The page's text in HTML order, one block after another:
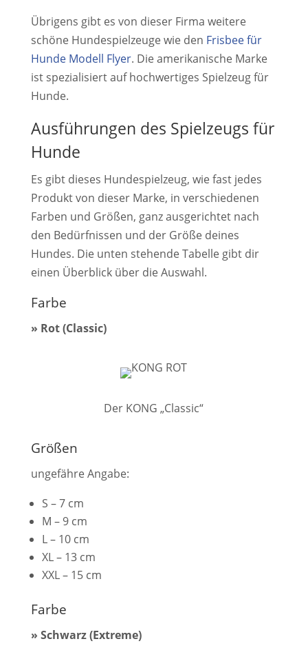
Übrigens gibt es von dieser Firma weitere
schöne Hundespielzeuge wie den Frisbee für
Hunde Modell Flyer. Die amerikanische Marke
ist spezialisiert auf hochwertiges Spielzeug für
Hunde.
Ausführungen des Spielzeugs für
Hunde
Es gibt dieses Hundespielzeug, wie fast jedes
Produkt von dieser Marke, in verschiedenen
Farben und Größen, ganz ausgerichtet nach
den Bedürfnissen und der Größe deines
Hundes. Die unten stehende Tabelle gibt dir
einen Überblick über die Auswahl.
Farbe
» Rot (Classic)
Der KONG „Classic“
Größen
ungefähre Angabe:
S – 7 cm
M – 9 cm
L – 10 cm
XL – 13 cm
XXL – 15 cm
Farbe
» Schwarz (Extreme)